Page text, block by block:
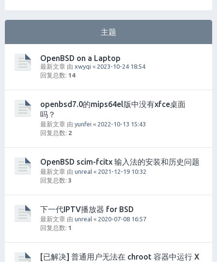
主题
OpenBSD on a Laptop
最新文章 由 xwyqi « 2023-10-24 18:54
回复总数: 14
openbsd7.0的mips64el版中没有xfce桌面
吗？
最新文章 由 yunfei « 2022-10-13 15:43
回复总数: 2
OpenBSD scim-fcitx 输入法的安装和历史问题
最新文章 由 unreal « 2021-12-19 10:32
回复总数: 3
下一代IPTV播放器 for BSD
最新文章 由 unreal « 2020-07-08 16:57
回复总数: 1
[已解决] 普通用户无法在 chroot 容器中运行 X